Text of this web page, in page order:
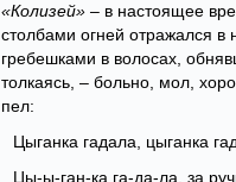
«Колизей» – в настоящее
столбами огней отражался
гребешками в волосах,
толкаясь, – больно, мол,
пел:
Цыганка гадала, цыганка
Цы-ы-ган-ка га-да-ла, за